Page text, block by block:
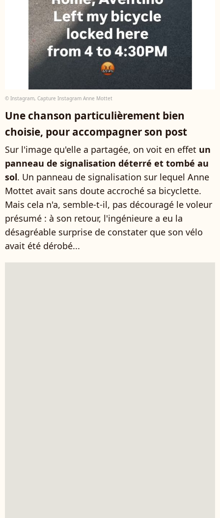
© Instagram, Capture Instagram Anne Mottet
Une chanson particulièrement bien
choisie, pour accompagner son post
Sur l'image qu'elle a partagée, on voit en effet un
panneau de signalisation déterré et tombé au
sol. Un panneau de signalisation sur lequel Anne
Mottet avait sans doute accroché sa bicyclette.
Mais cela n'a, semble-t-il, pas découragé le voleur
présumé : à son retour, l'ingénieure a eu la
désagréable surprise de constater que son vélo
avait été dérobé...